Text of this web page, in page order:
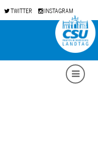
TWITTER INSTAGRAM